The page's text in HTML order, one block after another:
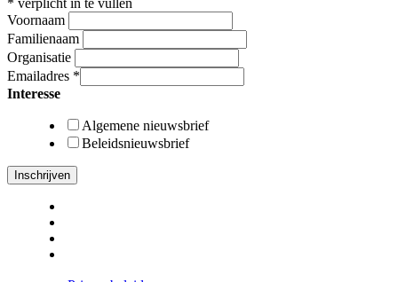
Voornaam
Familienaam
Organisatie
Emailadres *
Interesse
Algemene nieuwsbrief
Beleidsnieuwsbrief